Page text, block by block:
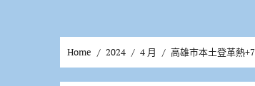
Home 2024 4 月 高雄市本土登革熱